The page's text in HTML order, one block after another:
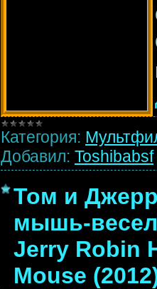
Категория:
Добавил: Toshibabsf
Том и
мышь-
Jerry Robin
Mouse